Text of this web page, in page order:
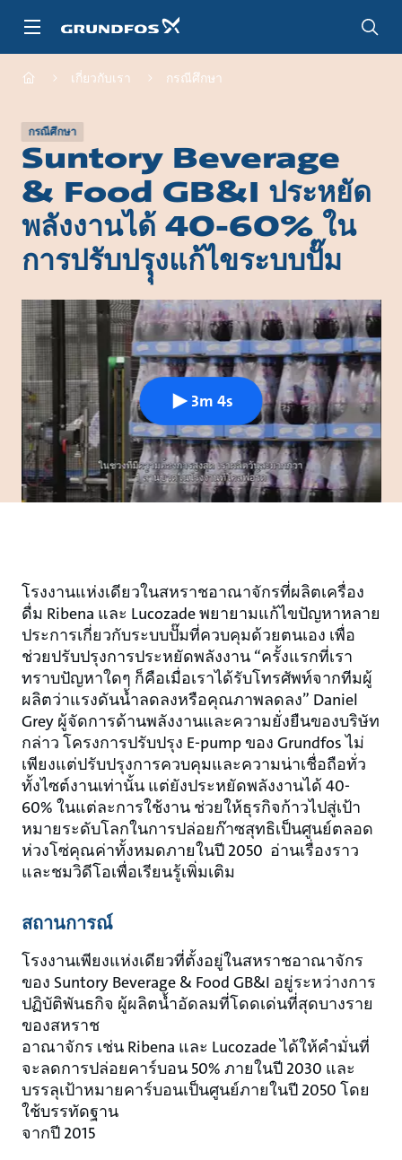
หลัก
เกี่ยวกับเรา กรณีศึกษา
กรณีศึกษา
Suntory Beverage
& Food GB&I ประหยัด
พลังงานได้ 40-60% ใน
การปรับปรุุงแก้ไขระบบปั๊ม
3m 4s
โรงงานแห่งเดียวในสหราชอาณาจักรที่ผลิตเครื่อง
ดื่ม Ribena และ Lucozade พยายามแก้ไขปัญหาหลาย
ประการเกี่ยวกับระบบปั๊มที่ควบคุมด้วยตนเอง เพื่อ
ช่วยปรับปรุงการประหยัดพลังงาน “ครั้งแรกที่เรา
ทราบปัญหาใดๆ ก็คือเมื่อเราได้รับโทรศัพท์จากทีมผู้
ผลิตว่าแรงดันน้ำลดลงหรือคุณภาพลดลง” Daniel
Grey ผู้จัดการด้านพลังงานและความยั่งยืนของบริษัท
กล่าว โครงการปรับปรุง E-pump ของ Grundfos ไม่
เพียงแต่ปรับปรุงการควบคุมและความน่าเชื่อถือทั่ว
ทั้งไซต์งานเท่านั้น แต่ยังประหยัดพลังงานได้ 40-
60% ในแต่ละการใช้งาน ช่วยให้ธุรกิจก้าวไปสู่เป้า
หมายระดับโลกในการปล่อยก๊าซสุทธิเป็นศูนย์ตลอด
ห่วงโซ่คุณค่าทั้งหมดภายในปี 2050 อ่านเรื่องราว
และชมวิดีโอเพื่อเรียนรู้เพิ่มเติม
สถานการณ์
โรงงานเพียงแห่งเดียวที่ตั้งอยู่ในสหราชอาณาจักร
ของ Suntory Beverage & Food GB&I อยู่ระหว่างการ
ปฏิบัติพันธกิจ ผู้ผลิตน้ำอัดลมที่โดดเด่นที่สุดบางราย
ของสหราช
อาณาจักร เช่น Ribena และ Lucozade ได้ให้คำมั่นที่
จะลดการปล่อยคาร์บอน 50% ภายในปี 2030 และ
บรรลุเป้าหมายคาร์บอนเป็นศูนย์ภายในปี 2050 โดย
ใช้บรรทัดฐาน
จากปี 2015